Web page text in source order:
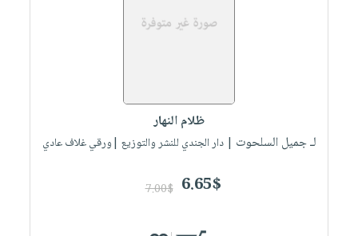
ظلام النهار
لـ جميل السلحوت | دار الجندي للنشر والتوزيع |ورقي غلاف عادي
6.65$
7.00$